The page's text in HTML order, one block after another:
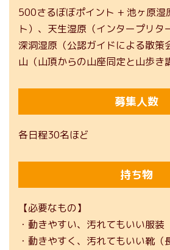
500さるぼぼポイント + 池ヶ原湿
ト）、天生湿原（インタープリタ
深洞湿原（公認ガイドによる散策
山（山頂からの山座同定と山歩き
募集人数
各日程30名ほど
持ち物
【必要なもの】
・動きやすい、汚れてもいい服装
・動きやすく、汚れてもいい靴（